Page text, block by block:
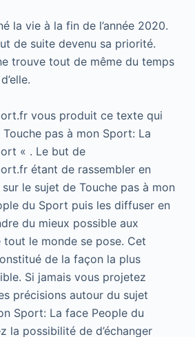
la vie à la fin de l’année 2020.
de suite devenu sa priorité.
trouve tout de même du temps
vous produit ce texte qui
pas à mon Sport: La
« . Le but de
étant de rassembler en
le sujet de Touche pas à mon
du Sport puis les diffuser en
du mieux possible aux
le monde se pose. Cet
de la façon la plus
Si jamais vous projetez
précisions autour du sujet
Sport: La face People du
la possibilité de d’échanger